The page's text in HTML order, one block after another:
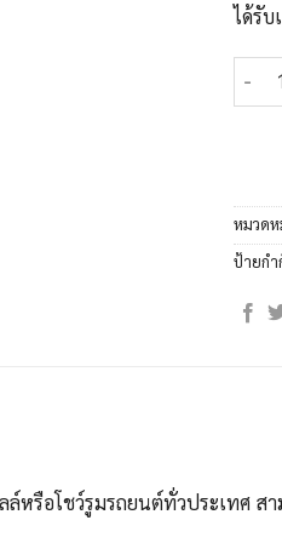
ได้รับ
จำน
หมวด
ป้ายก
หรือโชว์รูมรถยนต์ทั่วประเทศ ส